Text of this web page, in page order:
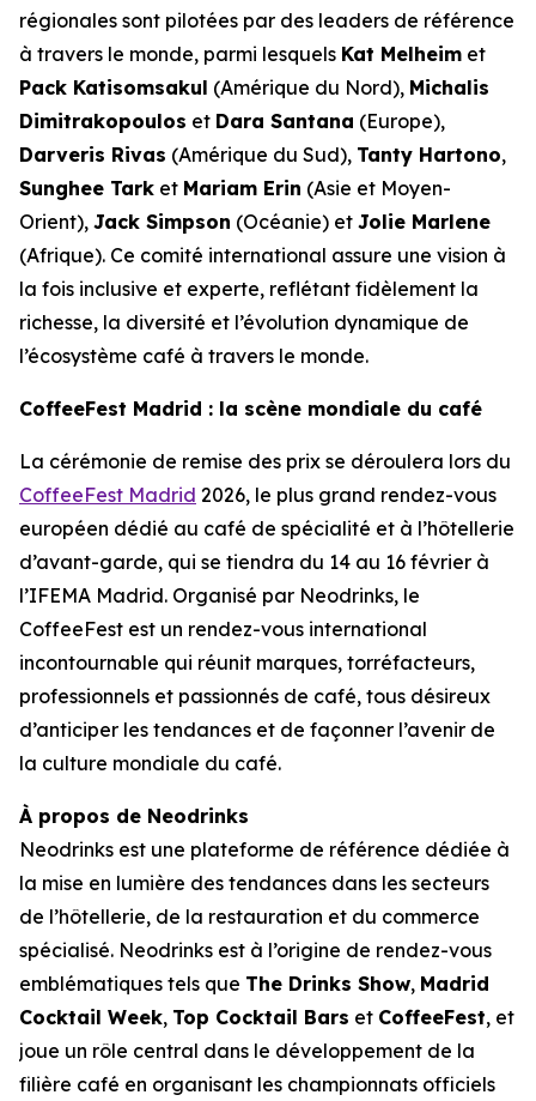
régionales sont pilotées par des leaders de référence
à travers le monde, parmi lesquels Kat Melheim et
Pack Katisomsakul (Amérique du Nord), Michalis
Dimitrakopoulos et Dara Santana (Europe),
Darveris Rivas (Amérique du Sud), Tanty Hartono,
Sunghee Tark et Mariam Erin (Asie et Moyen-
Orient), Jack Simpson (Océanie) et Jolie Marlene
(Afrique). Ce comité international assure une vision à
la fois inclusive et experte, reflétant fidèlement la
richesse, la diversité et l’évolution dynamique de
l’écosystème café à travers le monde.
CoffeeFest Madrid : la scène mondiale du café
La cérémonie de remise des prix se déroulera lors du
CoffeeFest Madrid 2026, le plus grand rendez-vous
européen dédié au café de spécialité et à l’hôtellerie
d’avant-garde, qui se tiendra du 14 au 16 février à
l’IFEMA Madrid. Organisé par Neodrinks, le
CoffeeFest est un rendez-vous international
incontournable qui réunit marques, torréfacteurs,
professionnels et passionnés de café, tous désireux
d’anticiper les tendances et de façonner l’avenir de
la culture mondiale du café.
À propos de Neodrinks
Neodrinks est une plateforme de référence dédiée à
la mise en lumière des tendances dans les secteurs
de l’hôtellerie, de la restauration et du commerce
spécialisé. Neodrinks est à l’origine de rendez-vous
emblématiques tels que The Drinks Show, Madrid
Cocktail Week, Top Cocktail Bars et CoffeeFest, et
joue un rôle central dans le développement de la
filière café en organisant les championnats officiels